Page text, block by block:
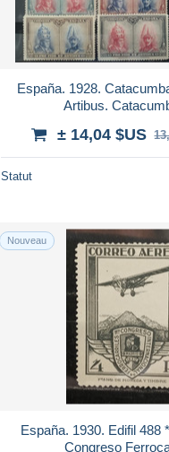
España. 1928.
Artibus.
± 14,04 $US
Statut
Nouveau
España. 1930. Edifil 488
Congreso